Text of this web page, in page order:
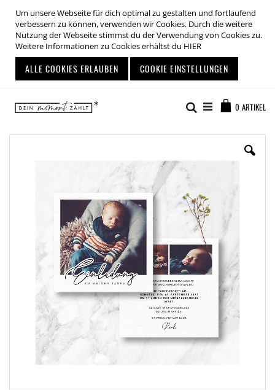
Um unsere Webseite für dich optimal zu gestalten und fortlaufend
verbessern zu können, verwenden wir Cookies. Durch die weitere
Nutzung der Webseite stimmst du der Verwendung von Cookies zu.
Weitere Informationen zu Cookies erhältst du HIER
ALLE COOKIES ERLAUBEN COOKIE EINSTELLUNGEN
Inhalt
springen
0 ARTIKEL
Suche